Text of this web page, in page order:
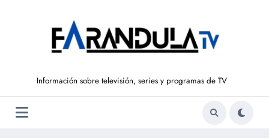
Información sobre televisión, series y programas de TV